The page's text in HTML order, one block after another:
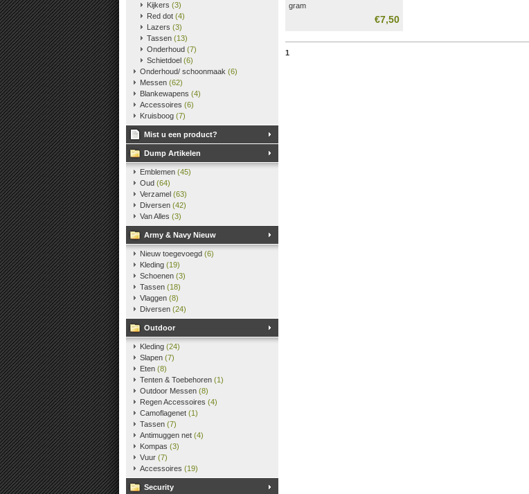
Kijkers (3)
Red dot (4)
Lazers (3)
Tassen (13)
Onderhoud (7)
Schietdoel (6)
Onderhoud/ schoonmaak (6)
Messen (62)
Blankewapens (4)
Accessoires (6)
Kruisboog (7)
Mist u een product?
Dump Artikelen
Emblemen (45)
Oud (64)
Verzamel (63)
Diversen (42)
Van Alles (3)
Army & Navy Nieuw
Nieuw toegevoegd (6)
Kleding (19)
Schoenen (3)
Tassen (18)
Vlaggen (8)
Diversen (24)
Outdoor
Kleding (24)
Slapen (7)
Eten (8)
Tenten & Toebehoren (1)
Outdoor Messen (8)
Regen Accessoires (4)
Camoflagenet (1)
Tassen (7)
Antimuggen net (4)
Kompas (3)
Vuur (7)
Accessoires (19)
Security
gram
€7,50
1